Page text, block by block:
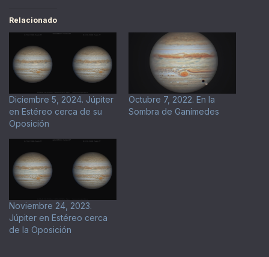
Relacionado
Diciembre 5, 2024. Júpiter
en Estéreo cerca de su
Oposición
Octubre 7, 2022. En la
Sombra de Ganímedes
Noviembre 24, 2023.
Júpiter en Estéreo cerca
de la Oposición